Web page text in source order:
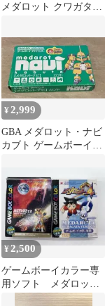
メダロット クワガタバ
¥ 2,999
GBA メダロット・ナビ
カブト ゲームボーイア
¥2,500
ゲームボーイカラー専
用ソフト メダロット
3・4 カブト版 2本セッ